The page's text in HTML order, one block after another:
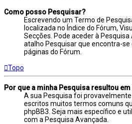
Como posso Pesquisar?
Escrevendo um Termo de
localizada no Índice do Fórum,
Secções. Pode aceder à
atalho Pesquisar que encontra-
páginas do Fórum.
Topo
Por que a minha Pesquisa resultou
A sua Pesquisa foi
escritos muitos termos comuns
phpBB3. Seja mais específico e
com a Pesquisa Avançada.